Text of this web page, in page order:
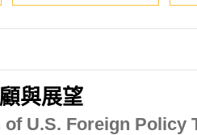
與展望
U.S. Foreign Policy